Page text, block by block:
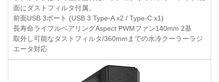
面にダストフィルタ付属。
前面USB 3ポート (USB 3 Type-A x2 / Type-C x1)
長寿命ライフルベアリングAspect PWMファン140mm 2基
取外し可能なダストフィルタ/360mmまでの水冷クーラーラジ
エータ対応